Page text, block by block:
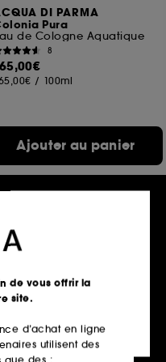
DI PARMA
Pura
de Cologne Aquatique
8
/ 100ml
Ajouter au panier
Les Adorables
Corps
de vous offrir la
site.
d’achat en ligne
utilisent des
que des :